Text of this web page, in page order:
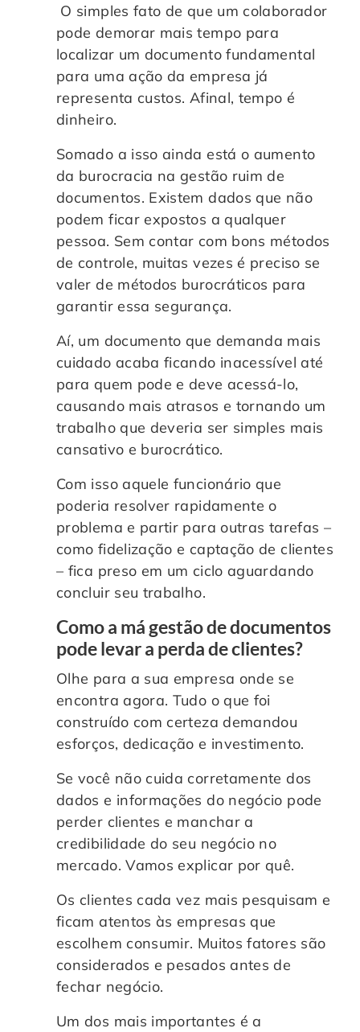
O simples fato de que um colaborador
pode demorar mais tempo para
localizar um documento fundamental
para uma ação da empresa já
representa custos. Afinal, tempo é
dinheiro.
Somado a isso ainda está o aumento
da burocracia na gestão ruim de
documentos. Existem dados que não
podem ficar expostos a qualquer
pessoa. Sem contar com bons métodos
de controle, muitas vezes é preciso se
valer de métodos burocráticos para
garantir essa segurança.
Aí, um documento que demanda mais
cuidado acaba ficando inacessível até
para quem pode e deve acessá-lo,
causando mais atrasos e tornando um
trabalho que deveria ser simples mais
cansativo e burocrático.
Com isso aquele funcionário que
poderia resolver rapidamente o
problema e partir para outras tarefas –
como fidelização e captação de clientes
– fica preso em um ciclo aguardando
concluir seu trabalho.
Como a má gestão de documentos
pode levar a perda de clientes?
Olhe para a sua empresa onde se
encontra agora. Tudo o que foi
construído com certeza demandou
esforços, dedicação e investimento.
Se você não cuida corretamente dos
dados e informações do negócio pode
perder clientes e manchar a
credibilidade do seu negócio no
mercado. Vamos explicar por quê.
Os clientes cada vez mais pesquisam e
ficam atentos às empresas que
escolhem consumir. Muitos fatores são
considerados e pesados antes de
fechar negócio.
Um dos mais importantes é a